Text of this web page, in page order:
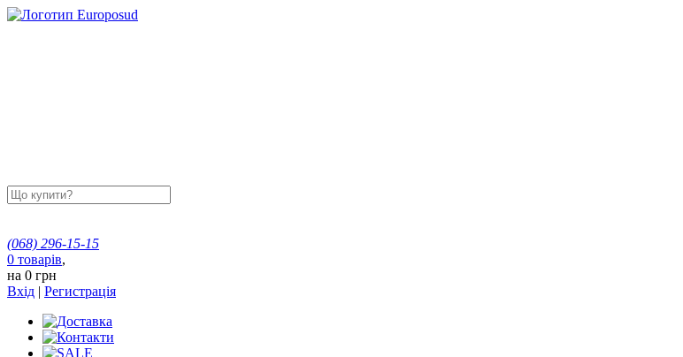
(068) 296-15-15
0 товарів,
на 0 грн
Вхід | Регистрація